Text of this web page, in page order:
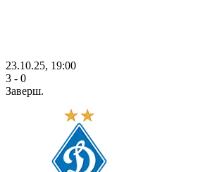
23.10.25, 19:00
3 - 0
Заверш.